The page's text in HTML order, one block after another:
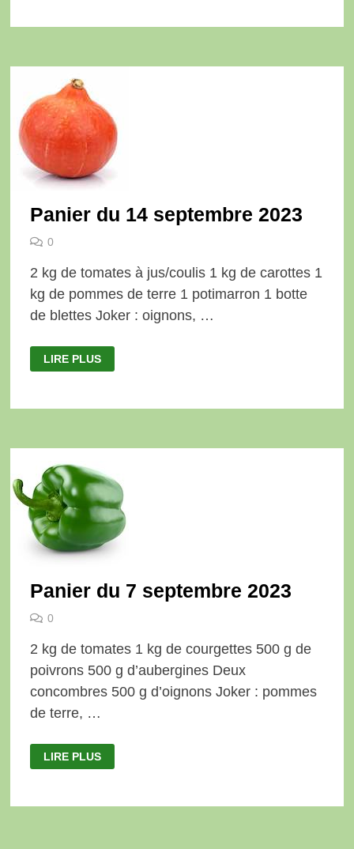
Panier du 14 septembre 2023
0
2 kg de tomates à jus/coulis 1 kg de carottes 1
kg de pommes de terre 1 potimarron 1 botte
de blettes Joker : oignons, …
PANIER
DU
14
LIRE PLUS
Panier du 7 septembre 2023
0
2 kg de tomates 1 kg de courgettes 500 g de
poivrons 500 g d’aubergines Deux
concombres 500 g d’oignons Joker : pommes
de terre, …
PANIER
DU
7
LIRE PLUS